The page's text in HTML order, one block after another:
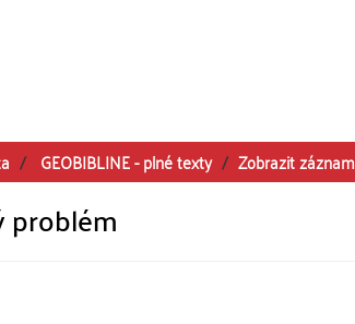
GEOBIBLINE - plné texty Zobrazit záznam
problém